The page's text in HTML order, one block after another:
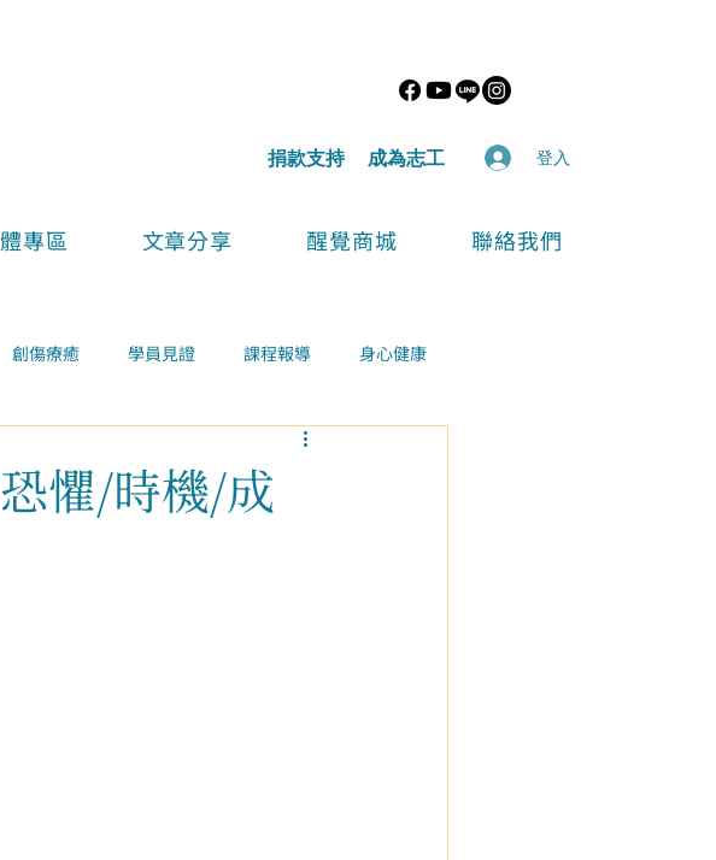
​捐款支持 ​成為志工 登入
專區 文章分享 醒覺商城 聯絡我們
創傷療癒 學員見證 課程報導 身心健康
懼/時機/成